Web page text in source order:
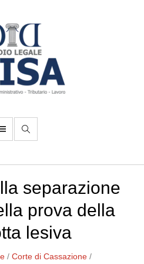
separazione
prova della
lesiva
/Corte di Cassazione /